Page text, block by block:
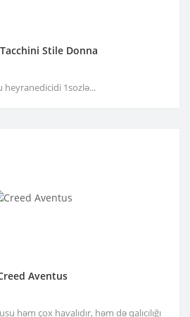
Stile Donna
heyranedicidi 1sozlə...
Aventus
həm çox havalıdır, həm də qalıcılığı